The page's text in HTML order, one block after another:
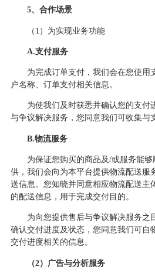
5、合作场景
（ 1）为实现业务功能
A.支付服务
为完成订单支付，我们会在您使用
户名称、订单支付相关信息。
为使我们及时获悉并确认您的支付
与争议解决服务，您同意我们可收集与
B.物流服务
为保证您购买的商品及/或服务能够
供，我们会向为本平台提供物流配送服
送信息。您知晓并同意相应物流配送主
的配送信息，用于完成交付目的。
为向您提供售后与争议解决服务之
确认交付进度及状态，您同意我们可自
交付进度相关的信息。
（2）广告与分析服务